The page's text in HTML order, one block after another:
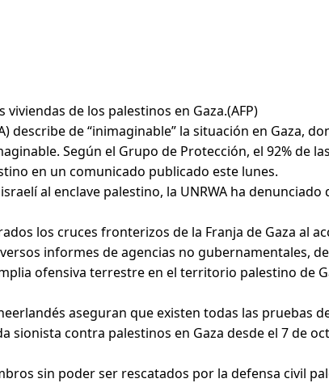
de los palestinos en Gaza.(AFP)
describe de “inimaginable” la situación en Gaza,
Según el Grupo de Protección, el 92% de
en un comunicado publicado este lunes.
al enclave palestino, la UNRWA ha
los cruces fronterizos de la Franja de Gaza al
informes de agencias no gubernamentales,
ofensiva terrestre en el territorio palestino de
aseguran que existen todas las pruebas
sionista contra palestinos en Gaza desde el 7 de
sin poder ser rescatados por la defensa civil